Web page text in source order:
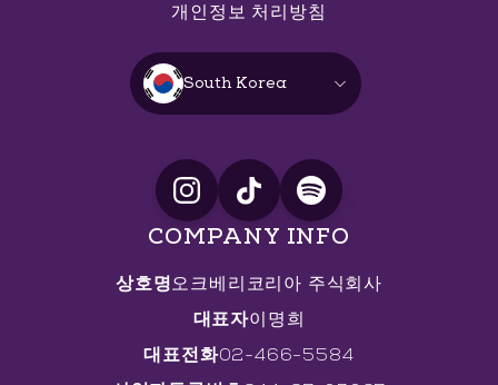
개인정보 처리방침
South Korea
COMPANY INFO
상호명오크베리코리아 주식회사
대표자이명희
대표전화02-466-5584